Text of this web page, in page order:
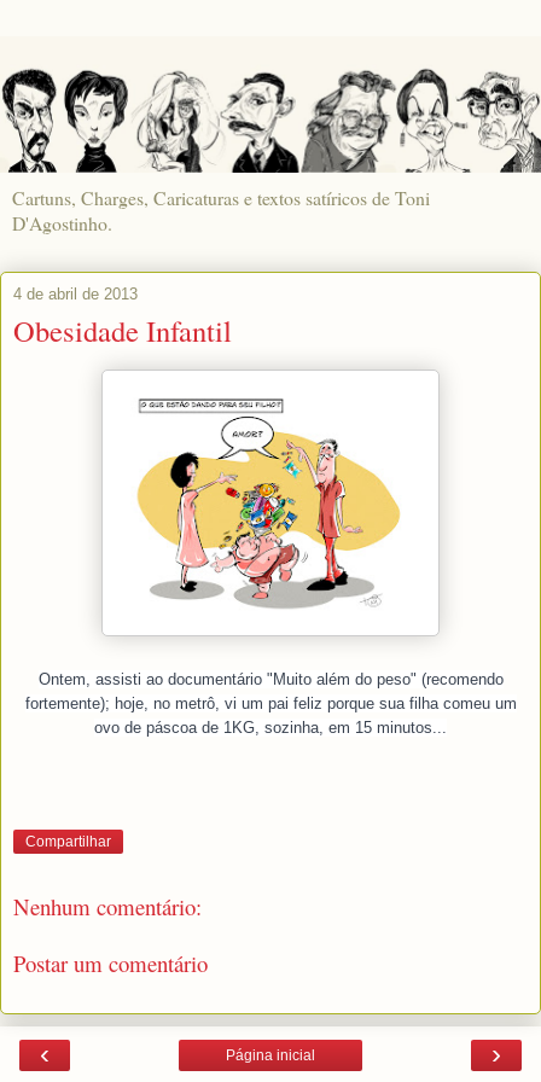
Cartuns, Charges, Caricaturas e textos satíricos de Toni
D'Agostinho.
4 de abril de 2013
Obesidade Infantil
Ontem, assisti ao documentário "Muito além do peso" (recomendo
fortemente); hoje, no metrô, vi um pai feliz porque sua filha comeu um
ovo de páscoa de 1KG, sozinha, em 15 minutos...
Compartilhar
Nenhum comentário:
Postar um comentário
‹ ›
Página inicial